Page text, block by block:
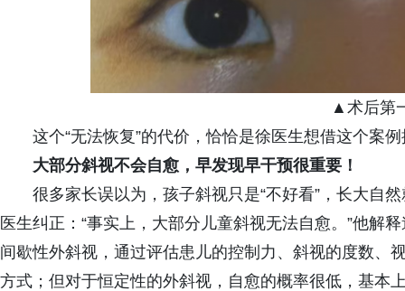
▲术后第
这个“无法恢复”的代价，恰恰是徐医生想借这个
大部分斜视不会自愈 ， 早发现早干预很重要！
很多家长误以为，孩子斜视只是“不好看”，长大自
医生纠正：“事实上，大部分儿童斜视无法自愈。”他解
间歇性外斜视，通过评估患儿的控制力、斜视的度数、
方式；但对于恒定性的外斜视，自愈的概率很低，基本